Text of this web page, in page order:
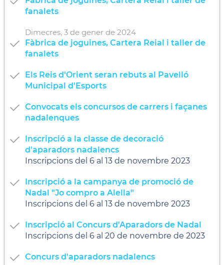
fanalets
Dimecres, 3 de gener de 2024
Fàbrica de joguines, Cartera Reial i taller de
fanalets
Els Reis d'Orient seran rebuts al Pavelló
Municipal d'Esports
Convocats els concursos de carrers i façanes
nadalenques
Inscripció a la classe de decoració
d'aparadors nadalencs
Inscripcions del 6 al 13 de novembre 2023
Inscripció a la campanya de promoció de
Nadal "Jo compro a Alella"
Inscripcions del 6 al 13 de novembre 2023
Inscripció al Concurs d'Aparadors de Nadal
Inscripcions del 6 al 20 de novembre de 2023
Concurs d'aparadors nadalencs